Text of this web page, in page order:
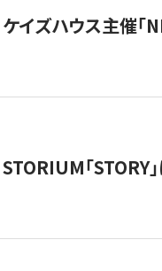
ケイズハウス主催「
STORIUM「STORY